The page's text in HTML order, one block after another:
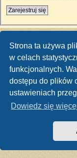
Strona ta używa
w celach
funkcjonalnych.
dostępu do plików
ustawieniach
Dowiedz się
Zarejestruj się
Technologię
Zasady